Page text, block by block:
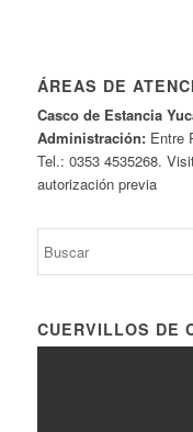
ÁREAS DE
Casco de Estancia
Administración:Entre
Tel.: 0353 4535268.
autorización previa
CUERVILLOS DE